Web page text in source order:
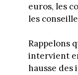
euros, les
les
Rappelons
intervient
hausse des